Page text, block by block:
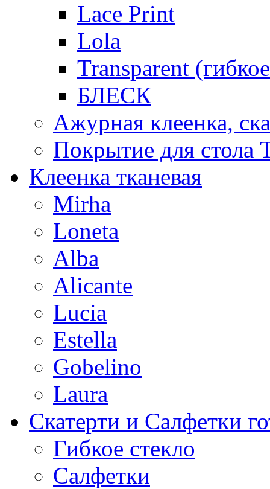
Lace Print
Lola
Transparent
БЛЕСК
Ажурная клеенка,
Покрытие для стола
Клеенка тканевая
Mirha
Loneta
Alba
Alicante
Lucia
Estella
Gobelino
Laura
Скатерти и Салфетки
Гибкое стекло
Салфетки